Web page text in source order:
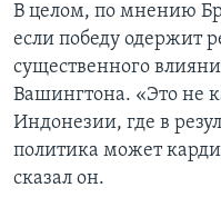
В целом, по мнению
если победу одержит
существенного
Вашингтона. «Это не
Индонезии, где в
политика может
сказал он.